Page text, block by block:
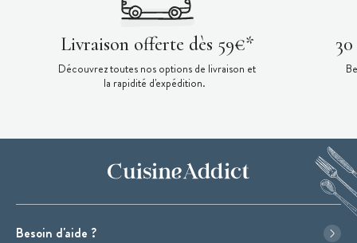
Livraison offerte dès 59€*
Découvrez toutes nos options de livraison et
la rapidité d'expédition.
Besoin d'aide ?